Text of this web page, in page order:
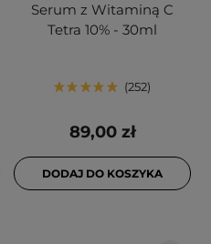
Serum z Witaminą C
Tetra 10% - 30ml
252
89,00 zł
DODAJ DO KOSZYKA